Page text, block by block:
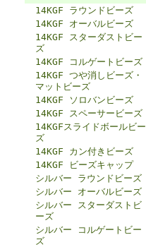
14KGF ラウンドビーズ
14KGF オーバルビーズ
14KGF スターダストビー
ズ
14KGF コルゲートビーズ
14KGF つや消しビーズ・
マットビーズ
14KGF ソロバンビーズ
14KGF スペーサービーズ
14KGFスライドボールビー
ズ
14KGF カン付きビーズ
14KGF ビーズキャップ
シルバー ラウンドビーズ
シルバー オーバルビーズ
シルバー スターダストビ
ーズ
シルバー コルゲートビー
ズ